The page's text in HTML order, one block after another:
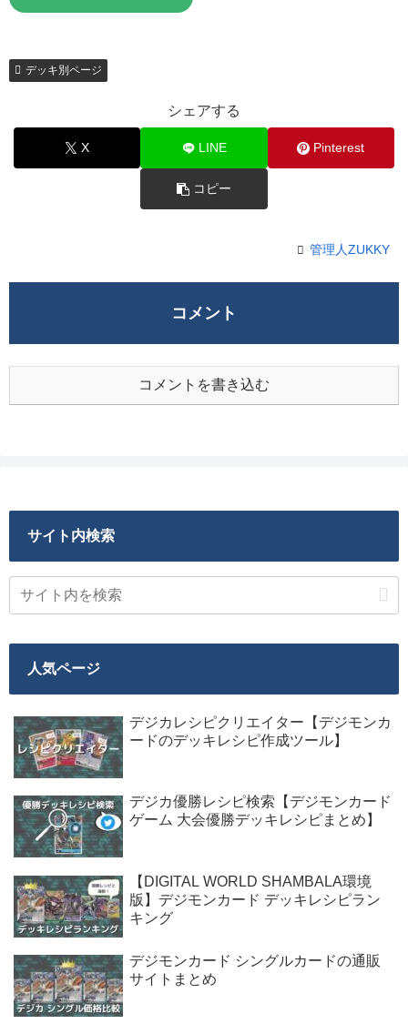
デッキ別ページ
シェアする
X LINE Pinterest
コピー
管理人ZUKKY
コメント
コメントを書き込む
サイト内検索
人気ページ
デジカレシピクリエイター【デジモンカ
ードのデッキレシピ作成ツール】
デジカ優勝レシピ検索【デジモンカード
ゲーム 大会優勝デッキレシピまとめ】
【DIGITAL WORLD SHAMBALA環境
版】デジモンカード デッキレシピラン
キング
デジモンカード シングルカードの通販
サイトまとめ